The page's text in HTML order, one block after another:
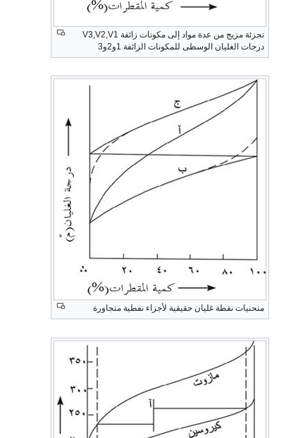
تجزئة مزيج من عدة مواد إلى مكونات زائفة V3,V2,V1
درجات الغليان الوسطى للمكونات الزائفة 1و2و3
منحنيات نقطة غليان حقيقية لأجزاء نفطية متجاورة